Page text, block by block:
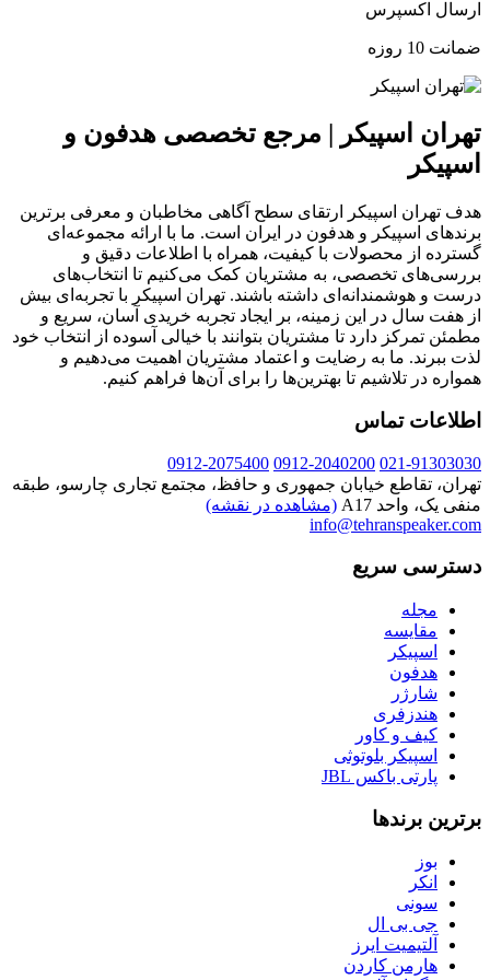
ارسال اکسپرس
ضمانت 10 روزه
تهران اسپیکر | مرجع تخصصی هدفون و
اسپیکر
هدف تهران اسپیکر ارتقای سطح آگاهی مخاطبان و معرفی برترین
برندهای اسپیکر و هدفون در ایران است. ما با ارائه مجموعه‌ای
گسترده از محصولات با کیفیت، همراه با اطلاعات دقیق و
بررسی‌های تخصصی، به مشتریان کمک می‌کنیم تا انتخاب‌های
درست و هوشمندانه‌ای داشته باشند. تهران اسپیکر با تجربه‌ای بیش
از هفت سال در این زمینه، بر ایجاد تجربه خریدی آسان، سریع و
مطمئن تمرکز دارد تا مشتریان بتوانند با خیالی آسوده از انتخاب خود
لذت ببرند. ما به رضایت و اعتماد مشتریان اهمیت می‌دهیم و
همواره در تلاشیم تا بهترین‌ها را برای آن‌ها فراهم کنیم.
اطلاعات تماس
021-91303030
0912-2040200
0912-2075400
تهران، تقاطع خیابان جمهوری و حافظ، مجتمع تجاری چارسو، طبقه
منفی یک، واحد A17
(مشاهده در نقشه)
info@tehranspeaker.com
دسترسی سریع
مجله
مقایسه
اسپیکر
هدفون
شارژر
هندزفری
کیف و کاور
اسپیکر بلوتوثی
پارتی باکس JBL
برترین برندها
بوز
انکر
سونی
جی بی ال
آلتیمیت ایرز
هارمن کاردن